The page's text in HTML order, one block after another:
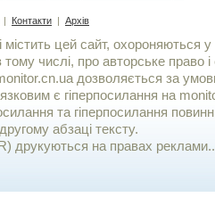
| Контакти | Архів
цей сайт, охороняються у
числі, про авторське право і
дозволяється за
є гiперпосилання на
та гіперпосилання
абзаці тексту.
друкуються на правах реклами..